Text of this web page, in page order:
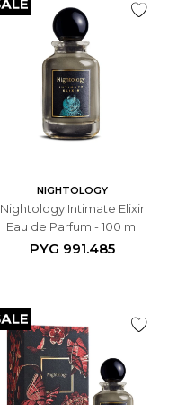
NIGHTOLOGY
Nightology Intimate Elixir
Eau de Parfum - 100 ml
PYG 991.485